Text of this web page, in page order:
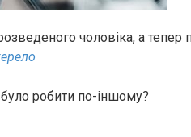
чоловіка, а тепер
робити по-іншому?